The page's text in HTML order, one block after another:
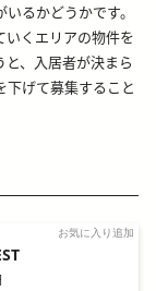
るかどうかです。
いくエリアの物件を
と、入居者が決まら
下げて募集すること
お気に入り追加